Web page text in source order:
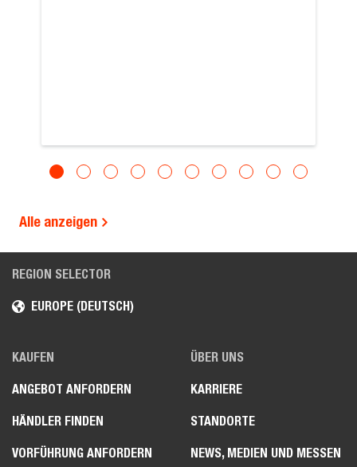
Alle anzeigen
REGION SELECTOR
EUROPE (DEUTSCH)
KAUFEN
ANGEBOT ANFORDERN
HÄNDLER FINDEN
VORFÜHRUNG ANFORDERN
ÜBER UNS
KARRIERE
STANDORTE
NEWS, MEDIEN UND MESSEN